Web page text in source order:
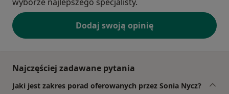
wyborze najlepszego specjalisty.
Dodaj swoją opinię
Najczęściej zadawane pytania
Jaki jest zakres porad oferowanych przez Sonia Nycz?